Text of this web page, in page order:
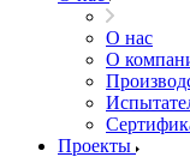
О нас
О
Проекты